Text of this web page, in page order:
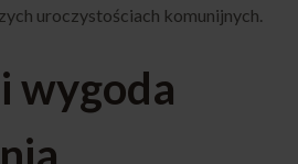
uroczystościach komunijnych.
wygoda